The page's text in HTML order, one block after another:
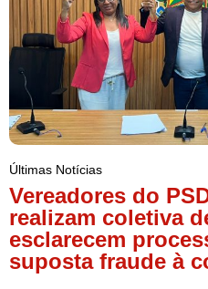
Últimas Notícias
Vereadores do
realizam coletiva
esclarecem
suposta fraude à